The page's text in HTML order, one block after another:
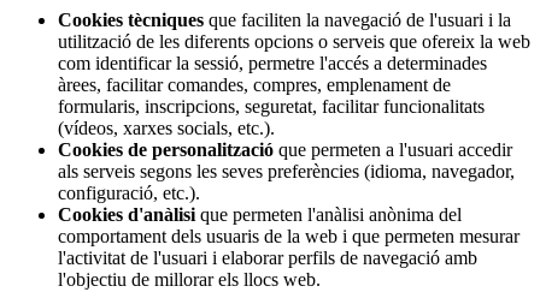
Cookies tècniques que faciliten la navegació de l'usuari i la
utilització de les diferents opcions o serveis que ofereix la web
com identificar la sessió, permetre l'accés a determinades
àrees, facilitar comandes, compres, emplenament de
formularis, inscripcions, seguretat, facilitar funcionalitats
(vídeos, xarxes socials, etc.).
Cookies de personalització que permeten a l'usuari accedir
als serveis segons les seves preferències (idioma, navegador,
configuració, etc.).
Cookies d'anàlisi que permeten l'anàlisi anònima del
comportament dels usuaris de la web i que permeten mesurar
l'activitat de l'usuari i elaborar perfils de navegació amb
l'objectiu de millorar els llocs web.